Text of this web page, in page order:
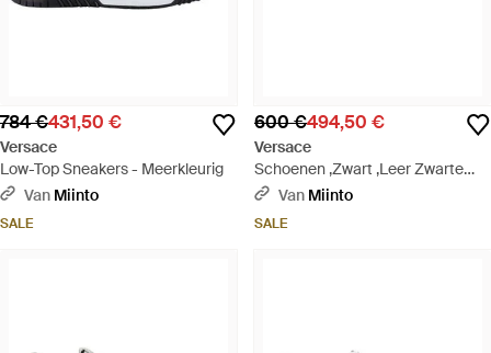
784 €431,50 €
Versace
Low-Top Sneakers - Meerkleurig
Van Miinto
SALE
600 €494,50 €
Versace
Schoenen ,Zwart ,Leer Zwarte
Leren Sandalen Met Messing
Van Miinto
SALE